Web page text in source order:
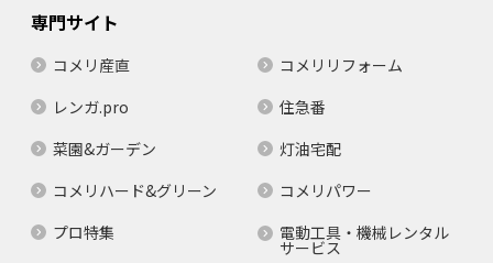
専門サイト
コメリ産直
コメリリフォーム
レンガ.pro
住急番
菜園&ガーデン
灯油宅配
コメリハード&グリーン
コメリパワー
プロ特集
電動工具・機械レンタル
サービス